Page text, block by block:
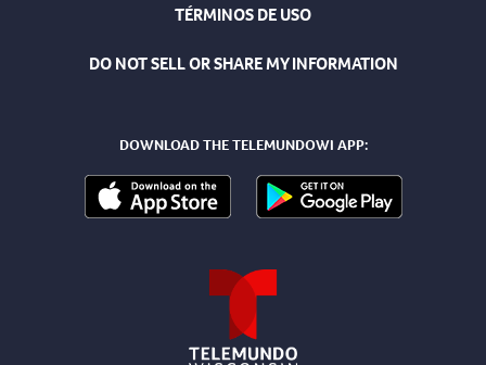
TÉRMINOS DE USO
DO NOT SELL OR SHARE MY INFORMATION
DOWNLOAD THE TELEMUNDOWI APP: